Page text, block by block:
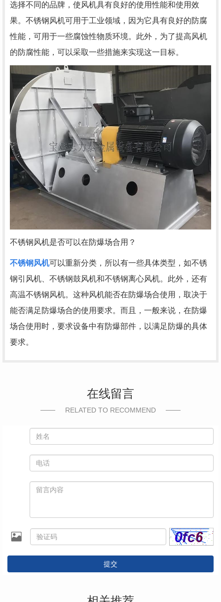
选择不同的品牌，使风机具有良好的使用性能和使用效
果。不锈钢风机可用于工业领域，因为它具有良好的防腐
性能，可用于一些腐蚀性物质环境。此外，为了提高风机
的防腐性能，可以采取一些措施来实现这一目标。
不锈钢风机是否可以在防爆场合用？
不锈钢风机可以重新分类，所以有一些具体类型，如不锈
钢引风机、不锈钢鼓风机和不锈钢离心风机。此外，还有
高温不锈钢风机。这种风机能否在防爆场合使用，取决于
能否满足防爆场合的使用要求。而且，一般来说，在防爆
场合使用时，要求设备中有防爆部件，以满足防爆的具体
要求。
在线留言
RELATED TO RECOMMEND
提交